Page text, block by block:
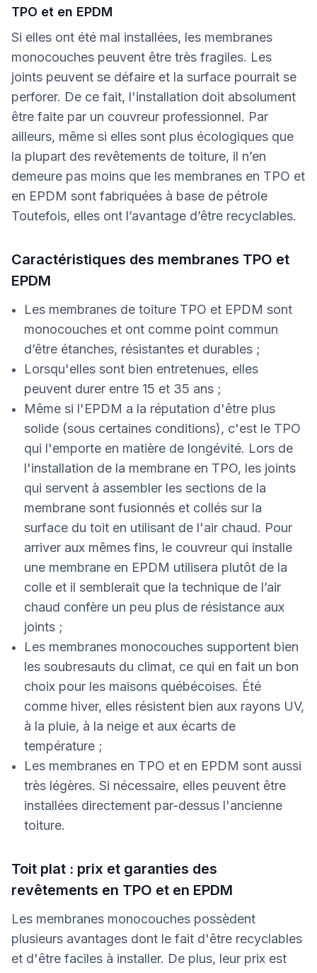
TPO et en EPDM
Si elles ont été mal installées, les membranes
monocouches peuvent être très fragiles. Les
joints peuvent se défaire et la surface pourrait se
perforer. De ce fait, l'installation doit absolument
être faite par un couvreur professionnel. Par
ailleurs, même si elles sont plus écologiques que
la plupart des revêtements de toiture, il n’en
demeure pas moins que les membranes en TPO et
en EPDM sont fabriquées à base de pétrole
Toutefois, elles ont l’avantage d’être recyclables.
Caractéristiques des membranes TPO et
EPDM
Les membranes de toiture TPO et EPDM sont
monocouches et ont comme point commun
d’être étanches, résistantes et durables ;
Lorsqu'elles sont bien entretenues, elles
peuvent durer entre 15 et 35 ans ;
Même si l'EPDM a la réputation d'être plus
solide (sous certaines conditions), c'est le TPO
qui l'emporte en matière de longévité. Lors de
l'installation de la membrane en TPO, les joints
qui servent à assembler les sections de la
membrane sont fusionnés et collés sur la
surface du toit en utilisant de l'air chaud. Pour
arriver aux mêmes fins, le couvreur qui installe
une membrane en EPDM utilisera plutôt de la
colle et il semblerait que la technique de l’air
chaud confère un peu plus de résistance aux
joints ;
Les membranes monocouches supportent bien
les soubresauts du climat, ce qui en fait un bon
choix pour les maisons québécoises. Été
comme hiver, elles résistent bien aux rayons UV,
à la pluie, à la neige et aux écarts de
température ;
Les membranes en TPO et en EPDM sont aussi
très légères. Si nécessaire, elles peuvent être
installées directement par-dessus l'ancienne
toiture.
Toit plat : prix et garanties des
revêtements en TPO et en EPDM
Les membranes monocouches possèdent
plusieurs avantages dont le fait d'être recyclables
et d'être faciles à installer. De plus, leur prix est